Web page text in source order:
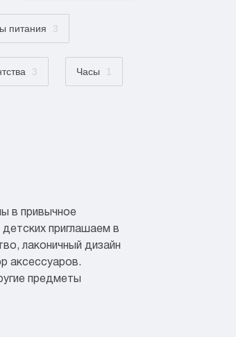
питания 3
3 Часы 1
в привычное
приглашаем в
лаконичный дизайн
аксессуаров.
предметы